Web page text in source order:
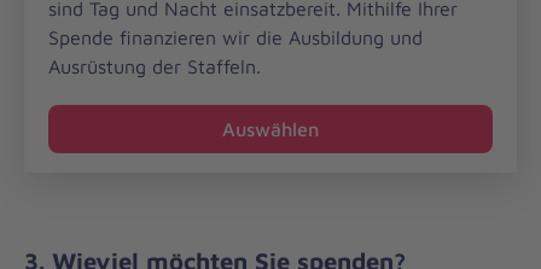
sind Tag und Nacht einsatzbereit. Mithilfe Ihrer
Spende finanzieren wir die Ausbildung und
Ausrüstung der Staffeln.
Auswählen
3. Wieviel möchten Sie spenden?